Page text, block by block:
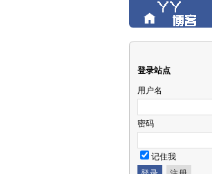
登录站点
用户名
密码
记住我